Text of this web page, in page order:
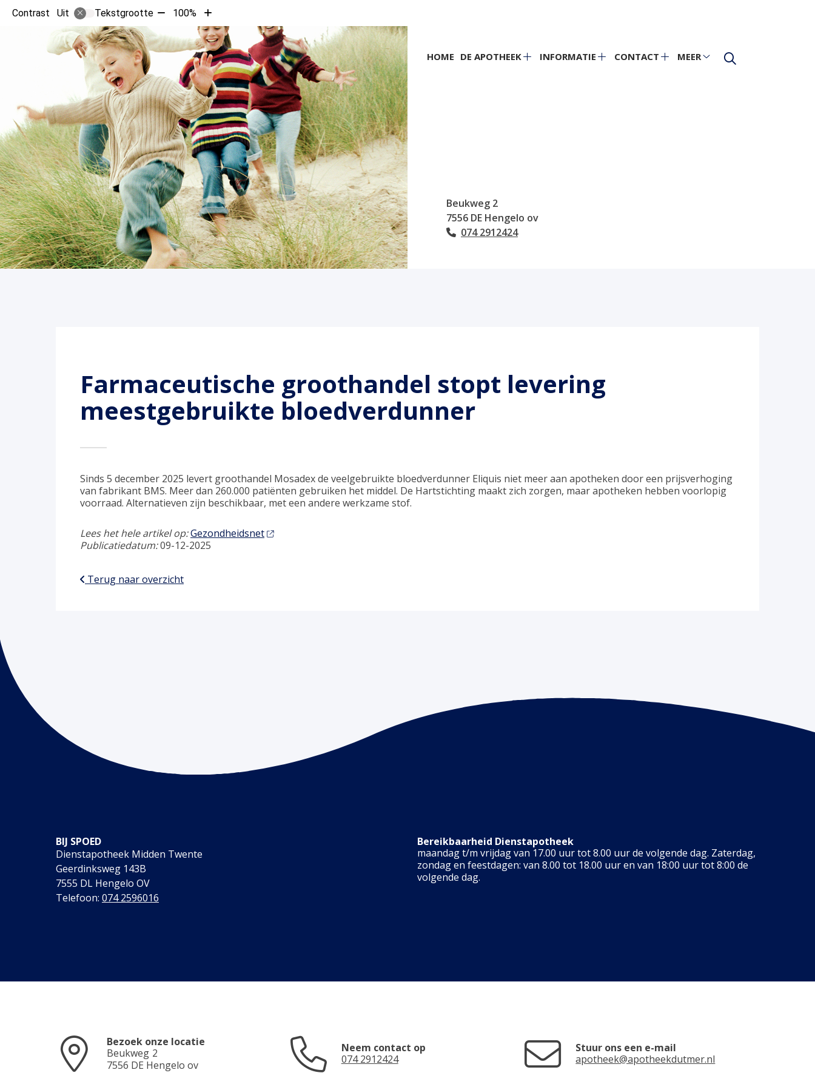
Contrast Uit Tekstgrootte Tekst
verkleinen
met
10%
100%
Tekst
vergroten
met
10%
Hoofdmenu
HOME DE APOTHEEK INFORMATIE CONTACT MEER
Beukweg 2
7556 DE Hengelo ov
Tel:
074 2912424
Farmaceutische groothandel stopt levering
meestgebruikte bloedverdunner
Sinds 5 december 2025 levert groothandel Mosadex de veelgebruikte bloedverdunner Eliquis niet meer aan apotheken door een prijsverhoging
van fabrikant BMS. Meer dan 260.000 patiënten gebruiken het middel. De Hartstichting maakt zich zorgen, maar apotheken hebben voorlopig
voorraad. Alternatieven zijn beschikbaar, met een andere werkzame stof.
Lees het hele artikel op:Gezondheidsnet
Publicatiedatum:09-12-2025
Terug naar overzicht
BIJ SPOED
Dienstapotheek Midden Twente
Geerdinksweg 143B
7555 DL Hengelo OV
Telefoon: 074 2596016
Bereikbaarheid Dienstapotheek
maandag t/m vrijdag van 17.00 uur tot 8.00 uur de volgende dag. Zaterdag,
zondag en feestdagen: van 8.00 tot 18.00 uur en van 18:00 uur tot 8:00 de
volgende dag.
Bezoek onze locatie
Beukweg 2
7556 DE Hengelo ov
Neem contact op
074 2912424
Stuur ons een e-mail
apotheek@apotheekdutmer.nl